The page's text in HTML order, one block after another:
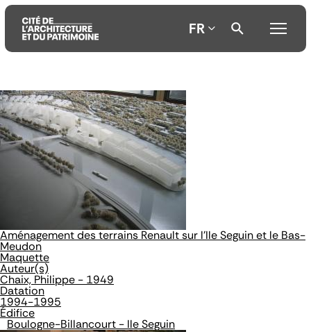
Aller
au
contenu
principal
Aller
au
menu
principal
Aller
à
la
recherche
FR
Aménagement des terrains Renault sur l'Ile Seguin et le Bas-
Meudon
Maquette
Auteur(s)
Chaix, Philippe - 1949
Datation
1994-1995
Édifice
Boulogne-Billancourt - Ile Seguin